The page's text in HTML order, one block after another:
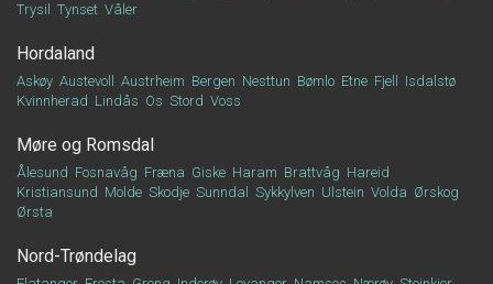
Trysil
Tynset Våler
Hordaland
Askøy Austevoll Austrheim Bergen Nesttun Bømlo Etne Fjell
Isdalstø
Kvinnherad Lindås Os Stord Voss
Møre og Romsdal
Ålesund Fosnavåg Fræna Giske Haram Brattvåg Hareid
Kristiansund Molde Skodje Sunndal Sykkylven Ulstein Volda Ørskog
Ørsta
Nord-Trøndelag